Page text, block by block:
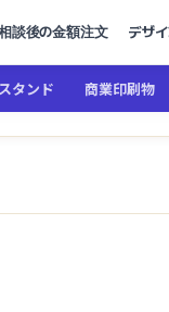
談後の金額注文 デザ
タンド 商業印刷物
ト